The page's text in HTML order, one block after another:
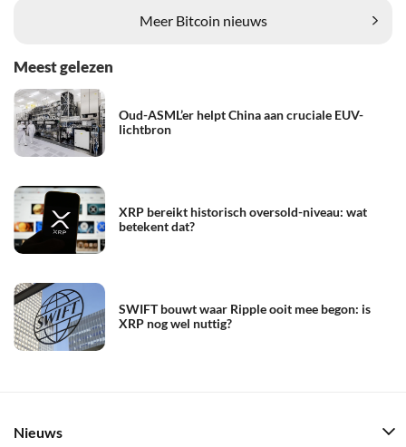
Meer Bitcoin nieuws
Meest gelezen
Oud-ASML’er helpt China aan cruciale EUV-
lichtbron
XRP bereikt historisch oversold-niveau: wat
betekent dat?
SWIFT bouwt waar Ripple ooit mee begon: is
XRP nog wel nuttig?
Nieuws